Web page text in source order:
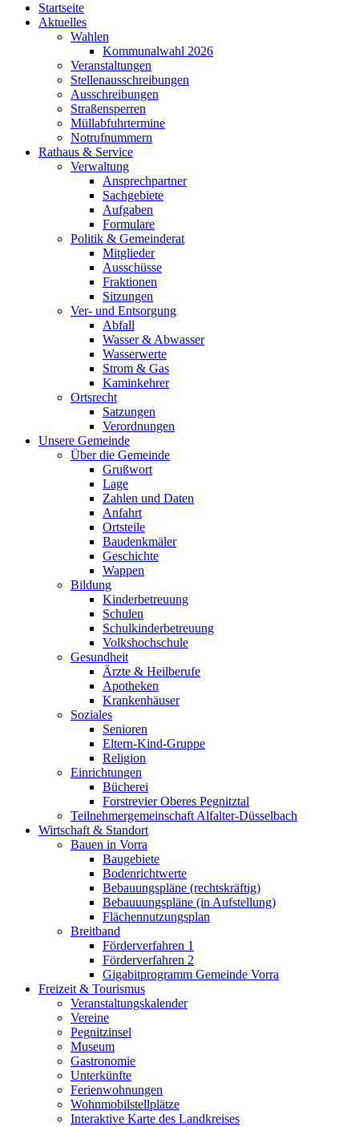
Startseite
Aktuelles
Wahlen
Kommunalwahl 2026
Veranstaltungen
Stellenausschreibungen
Ausschreibungen
Straßensperren
Müllabfuhrtermine
Notrufnummern
Rathaus & Service
Verwaltung
Ansprechpartner
Sachgebiete
Aufgaben
Formulare
Politik & Gemeinderat
Mitglieder
Ausschüsse
Fraktionen
Sitzungen
Ver- und Entsorgung
Abfall
Wasser & Abwasser
Wasserwerte
Strom & Gas
Kaminkehrer
Ortsrecht
Satzungen
Verordnungen
Unsere Gemeinde
Über die Gemeinde
Grußwort
Lage
Zahlen und Daten
Anfahrt
Ortsteile
Baudenkmäler
Geschichte
Wappen
Bildung
Kinderbetreuung
Schulen
Schulkinderbetreuung
Volkshochschule
Gesundheit
Ärzte & Heilberufe
Apotheken
Krankenhäuser
Soziales
Senioren
Eltern-Kind-Gruppe
Religion
Einrichtungen
Bücherei
Forstrevier Oberes Pegnitztal
Teilnehmergemeinschaft Alfalter-Düsselbach
Wirtschaft & Standort
Bauen in Vorra
Baugebiete
Bodenrichtwerte
Bebauungspläne (rechtskräftig)
Bebauuungspläne (in Aufstellung)
Flächennutzungsplan
Breitband
Förderverfahren 1
Förderverfahren 2
Gigabitprogramm Gemeinde Vorra
Freizeit & Tourismus
Veranstaltungskalender
Vereine
Pegnitzinsel
Museum
Gastronomie
Unterkünfte
Ferienwohnungen
Wohnmobilstellplätze
Interaktive Karte des Landkreises